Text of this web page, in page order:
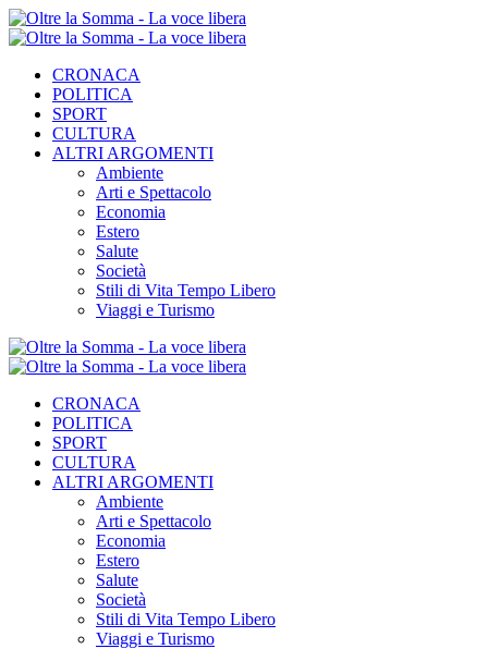
CRONACA
POLITICA
SPORT
CULTURA
ALTRI ARGOMENTI
Ambiente
Arti e Spettacolo
Economia
Estero
Salute
Società
Stili di Vita Tempo Libero
Viaggi e Turismo
CRONACA
POLITICA
SPORT
CULTURA
ALTRI ARGOMENTI
Ambiente
Arti e Spettacolo
Economia
Estero
Salute
Società
Stili di Vita Tempo Libero
Viaggi e Turismo